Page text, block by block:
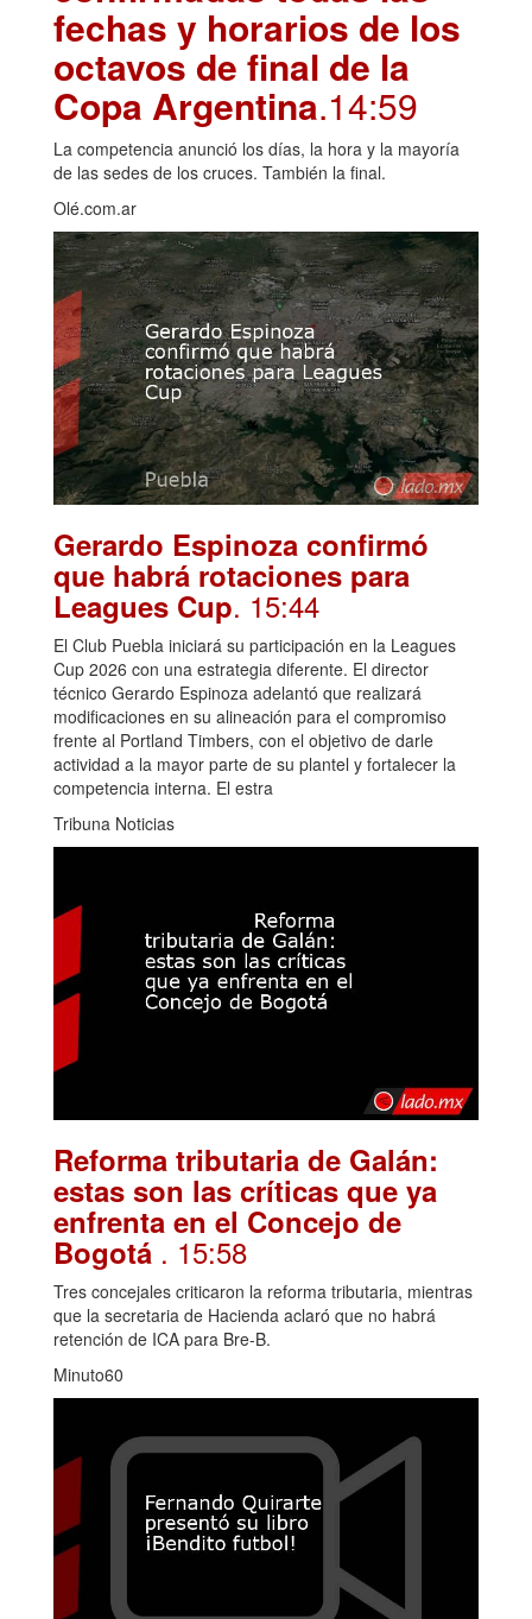
fechas y horarios de los
octavos de final de la
Copa Argentina.14:59
La competencia anunció los días, la hora y la mayoría
de las sedes de los cruces. También la final.
Olé.com.ar
Gerardo Espinoza confirmó
que habrá rotaciones para
Leagues Cup. 15:44
El Club Puebla iniciará su participación en la Leagues
Cup 2026 con una estrategia diferente. El director
técnico Gerardo Espinoza adelantó que realizará
modificaciones en su alineación para el compromiso
frente al Portland Timbers, con el objetivo de darle
actividad a la mayor parte de su plantel y fortalecer la
competencia interna. El estra
Tribuna Noticias
Reforma tributaria de Galán:
estas son las críticas que ya
enfrenta en el Concejo de
Bogotá . 15:58
Tres concejales criticaron la reforma tributaria, mientras
que la secretaria de Hacienda aclaró que no habrá
retención de ICA para Bre-B.
Minuto60